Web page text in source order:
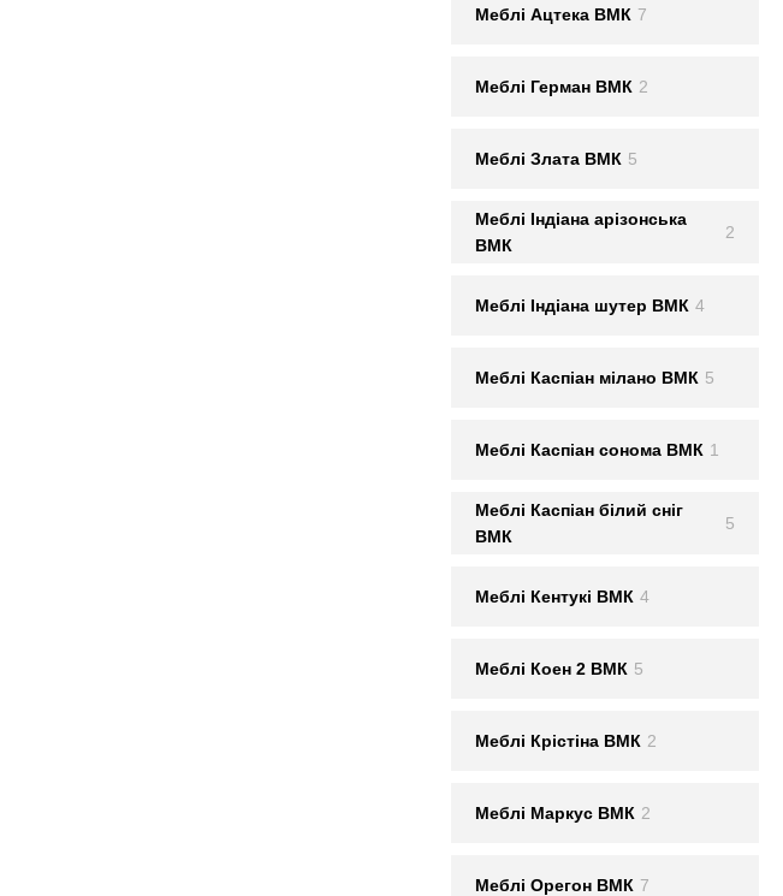
Меблi Ацтека ВМК 7
Меблi Герман ВМК 2
Меблi Злата ВМК 5
Меблi Iндiана арiзонська
ВМК
2
Меблi Iндiана шутер ВМК 4
Меблi Каспiан мiлано ВМК 5
Меблi Каспiан сонома ВМК 1
Меблi Каспiан білий сніг
ВМК
5
Меблi Кентукi ВМК 4
Меблi Коен 2 ВМК 5
Меблi Крістіна ВМК 2
Меблi Маркус ВМК 2
Меблi Орегон ВМК 7